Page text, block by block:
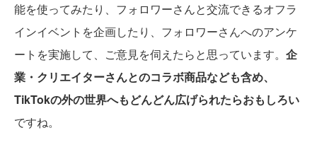
能を使ってみたり、フォロワーさんと交流できるオフラ
インイベントを企画したり、フォロワーさんへのアンケ
ートを実施して、ご意見を伺えたらと思っています。 企
業・クリエイターさんとのコラボ商品なども含め、
TikTokの外の世界へもどんどん広げられたらおもしろい
ですね。